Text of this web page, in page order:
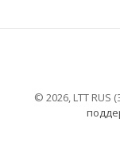
© 2026, LTT